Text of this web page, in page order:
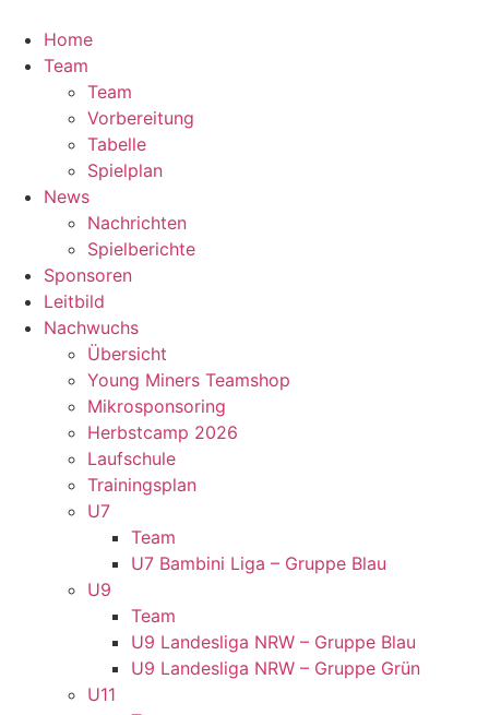
Inhalt
springen
Home
Team
Team
Vorbereitung
Tabelle
Spielplan
News
Nachrichten
Spielberichte
Sponsoren
Leitbild
Nachwuchs
Übersicht
Young Miners Teamshop
Mikrosponsoring
Herbstcamp 2026
Laufschule
Trainingsplan
U7
Team
U7 Bambini Liga – Gruppe Blau
U9
Team
U9 Landesliga NRW – Gruppe Blau
U9 Landesliga NRW – Gruppe Grün
U11